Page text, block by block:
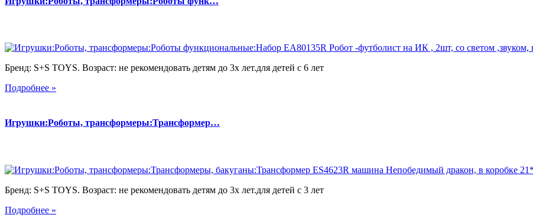
Бренд: S+S TOYS. Возраст: не рекомендовать детям до 3х лет.для детей с 6 лет
Подробнее »
Игрушки:Роботы, трансформеры:Трансформер…
Бренд: S+S TOYS. Возраст: не рекомендовать детям до 3х лет.для детей с 3 лет
Подробнее »